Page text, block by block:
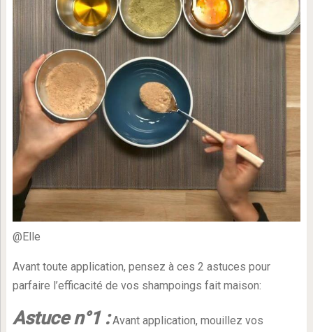
@Elle
Avant toute application, pensez à ces 2 astuces pour
parfaire l’efficacité de vos shampoings fait maison:
Astuce n°1 :Avant application, mouillez vos